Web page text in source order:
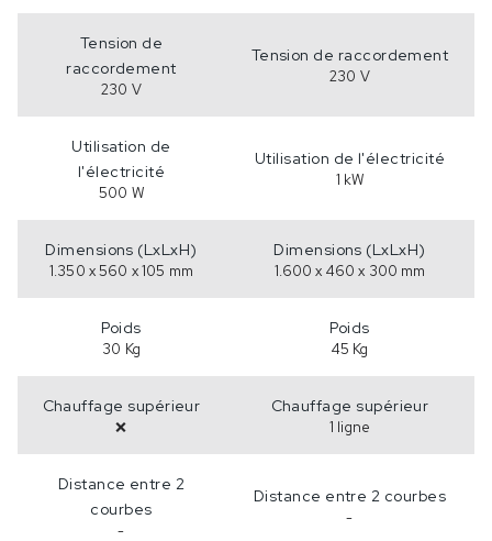
Tension de
raccordement
230 V
Tension de raccordement
230 V
Utilisation de
l'électricité
500 W
Utilisation de l'électricité
1 kW
Dimensions (LxLxH)
1.350 x 560 x 105 mm
Dimensions (LxLxH)
1.600 x 460 x 300 mm
Poids
30 Kg
Poids
45 Kg
Chauffage supérieur
❌
Chauffage supérieur
1 ligne
Distance entre 2
courbes
-
Distance entre 2 courbes
-